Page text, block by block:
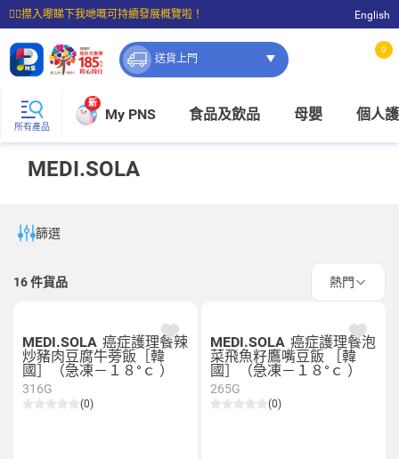
☝🏼㩒入嚟睇下我哋嘅可持續發展概覽啦！
⭐購物滿$399即享免費送貨；滿$100即可免費店取。
English
送貨上門
0
所有產品
新
My PNS 食品及飲品 母嬰 個人
MEDI.SOLA
篩選
16件貨品 熱門
MEDI.SOLA 癌症護理餐辣
炒豬肉豆腐牛蒡飯［韓
國］（急凍－１８°ｃ ）
316G
(0)
MEDI.SOLA 癌症護理餐泡
菜飛魚籽鷹嘴豆飯 ［韓
國］（急凍－１８°ｃ ）
265G
(0)